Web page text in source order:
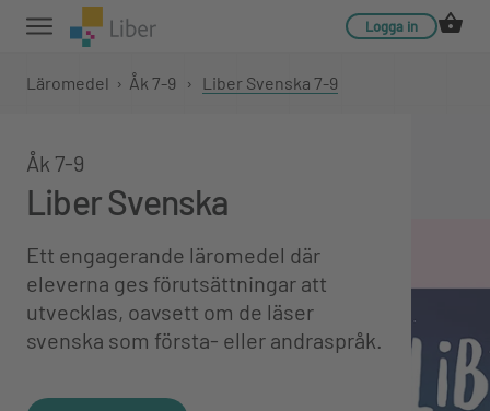
Logga in
Läromedel › Åk 7-9 › Liber Svenska 7-9
Åk 7-9
Liber Svenska
Ett engagerande läromedel där
eleverna ges förutsättningar att
utvecklas, oavsett om de läser
svenska som första- eller andraspråk.